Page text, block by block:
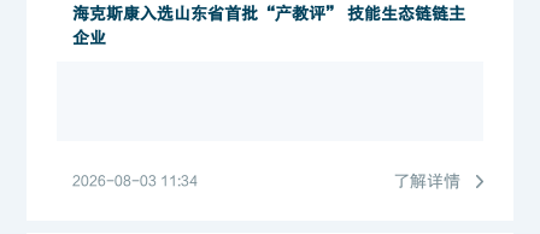
海克斯康入选山东省首批“产教评” 技能生态链链主
企业
2026-08-03 11:34 了解详情